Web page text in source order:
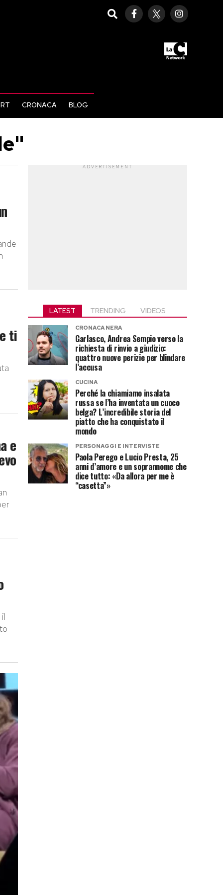
CRONACA BLOG
ti
e
ADVERTISEMENT
LATEST TRENDING VIDEOS
CRONACA NERA
Garlasco, Andrea Sempio verso la
richiesta di rinvio a giudizio:
quattro nuove perizie per blindare
l’accusa
CUCINA
Perché la chiamiamo insalata
russa se l’ha inventata un cuoco
belga? L’incredibile storia del
piatto che ha conquistato il
mondo
PERSONAGGI E INTERVISTE
Paola Perego e Lucio Presta, 25
anni d’amore e un soprannome che
dice tutto: «Da allora per me è
“casetta”»